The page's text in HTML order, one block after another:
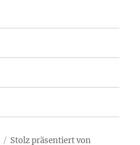
Stolz präsentiert von